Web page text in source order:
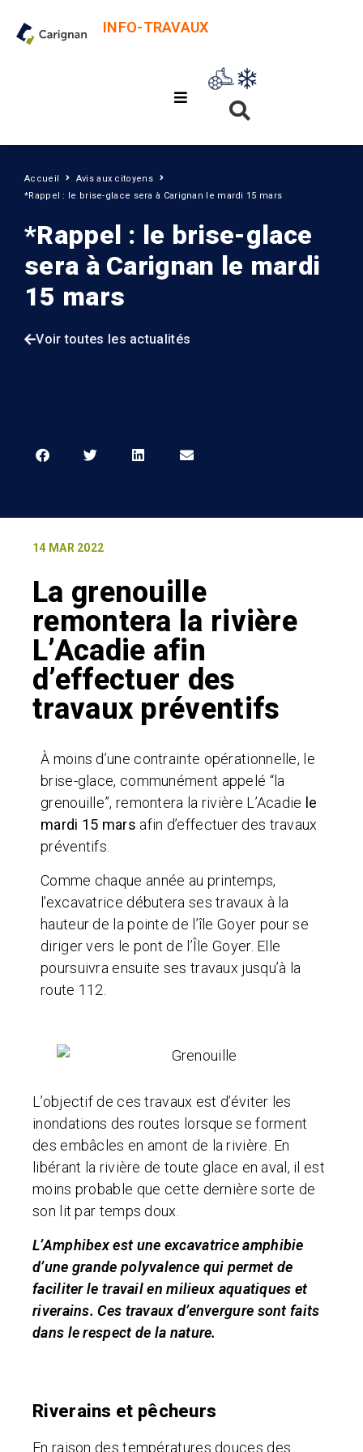
INFO-TRAVAUX
Accueil
Avis aux citoyens
*Rappel : le brise-glace sera à Carignan le mardi 15 mars
*Rappel : le brise-glace
sera à Carignan le mardi
15 mars
Voir toutes les actualités
14 MAR 2022
La grenouille
remontera la rivière
L’Acadie afin
d’effectuer des
travaux préventifs
À moins d’une contrainte opérationnelle, le
brise-glace, communément appelé “la
grenouille”, remontera la rivière L’Acadie le
mardi 15 mars afin d’effectuer des travaux
préventifs.
Comme chaque année au printemps,
l’excavatrice débutera ses travaux à la
hauteur de la pointe de l’île Goyer pour se
diriger vers le pont de l’Île Goyer. Elle
poursuivra ensuite ses travaux jusqu’à la
route 112.
L’objectif de ces travaux est d’éviter les
inondations des routes lorsque se forment
des embâcles en amont de la rivière. En
libérant la rivière de toute glace en aval, il est
moins probable que cette dernière sorte de
son lit par temps doux.
L’Amphibex est une excavatrice amphibie
d’une grande polyvalence qui permet de
faciliter le travail en milieux aquatiques et
riverains. Ces travaux d’envergure sont faits
dans le respect de la nature.
Riverains et pêcheurs
En raison des températures douces des